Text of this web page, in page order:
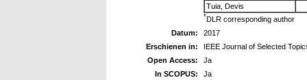
Tuia, Devis
*DLR corresponding author
Datum:
2017
Erschienen in:
IEEE Journal of Selected
Open Access:
Ja
In SCOPUS:
Ja